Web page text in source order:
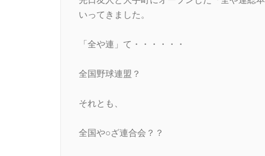
いってきました。
「全や連」て・・・・・・
全国野球連盟？
それとも、
全国や○ざ連合会？？